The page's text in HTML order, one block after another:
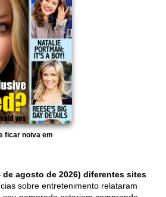
ficar noiva em
de agosto de 2026) diferentes sites
sobre entretenimento relataram